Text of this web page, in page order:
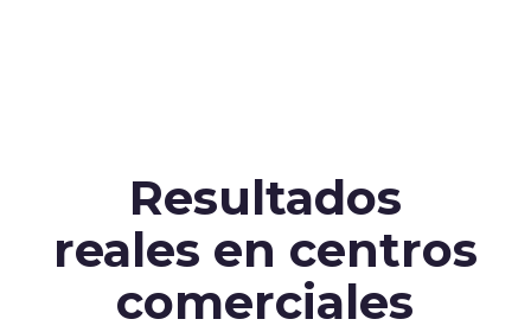
Resultados
reales en centros
comerciales